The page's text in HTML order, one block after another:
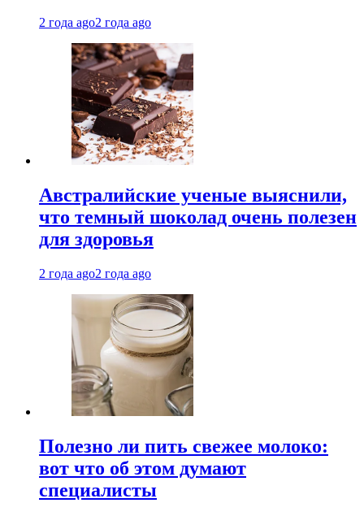
2 года ago2 года ago
Австралийские ученые выяснили,
что темный шоколад очень полезен
для здоровья
2 года ago2 года ago
Полезно ли пить свежее молоко:
вот что об этом думают
специалисты